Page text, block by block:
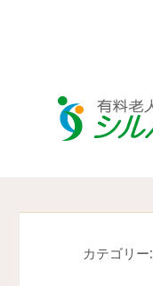
カテゴリー: